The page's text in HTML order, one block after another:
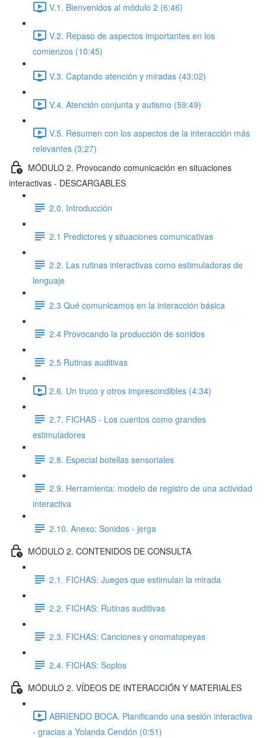
V.1. Bienvenidos al módulo 2 (6:46)
V.2. Repaso de aspectos importantes en los
comienzos (10:45)
V.3. Captando atención y miradas (43:02)
V.4. Atención conjunta y autismo (59:49)
V.5. Resumen con los aspectos de la interacción más
relevantes (3:27)
MÓDULO 2. Provocando comunicación en situaciones
interactivas - DESCARGABLES
2.0. Introducción
2.1 Predictores y situaciones comunicativas
2.2. Las rutinas interactivas como estimuladoras de
lenguaje
2.3 Qué comunicamos en la interacción básica
2.4 Provocando la producción de sonidos
2.5 Rutinas auditivas
2.6. Un truco y otros imprescindibles (4:34)
2.7. FICHAS - Los cuentos como grandes
estimuladores
2.8. Especial botellas sensoriales
2.9. Herramienta: modelo de registro de una actividad
interactiva
2.10. Anexo: Sonidos - jerga
MÓDULO 2. CONTENIDOS DE CONSULTA
2.1. FICHAS: Juegos que estimulan la mirada
2.2. FICHAS: Rutinas auditivas
2.3. FICHAS: Canciones y onomatopeyas
2.4. FICHAS: Soplos
MÓDULO 2. VÍDEOS DE INTERACCIÓN Y MATERIALES
ABRIENDO BOCA. Planificando una sesión interactiva
- gracias a Yolanda Cendón (0:51)